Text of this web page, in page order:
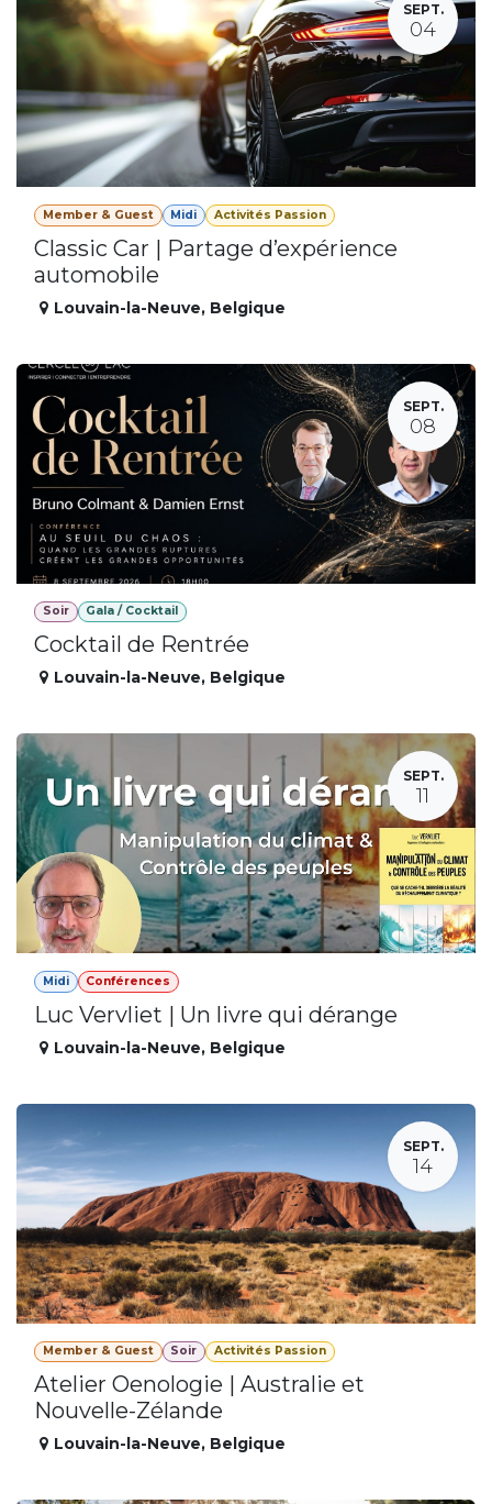
SEPT.
04
Member & Guest Midi Activités Passion
Classic Car | Partage d’expérience
automobile
Louvain-la-Neuve, Belgique
SEPT.
08
Soir Gala / Cocktail
Cocktail de Rentrée
Louvain-la-Neuve, Belgique
SEPT.
11
Midi Conférences
Luc Vervliet | Un livre qui dérange
Louvain-la-Neuve, Belgique
SEPT.
14
Member & Guest Soir Activités Passion
Atelier Oenologie | Australie et
Nouvelle-Zélande
Louvain-la-Neuve, Belgique